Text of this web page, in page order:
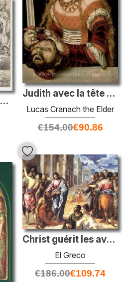
Judith avec la tête de Holoferne
Lucas Cranach the Elder
€154.00€90.86
Le retour du fils prodigue
Christ guérit les aveugles
El Greco
€186.00€109.74